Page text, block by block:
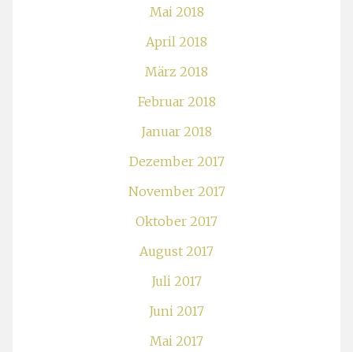
Mai 2018
April 2018
März 2018
Februar 2018
Januar 2018
Dezember 2017
November 2017
Oktober 2017
August 2017
Juli 2017
Juni 2017
Mai 2017